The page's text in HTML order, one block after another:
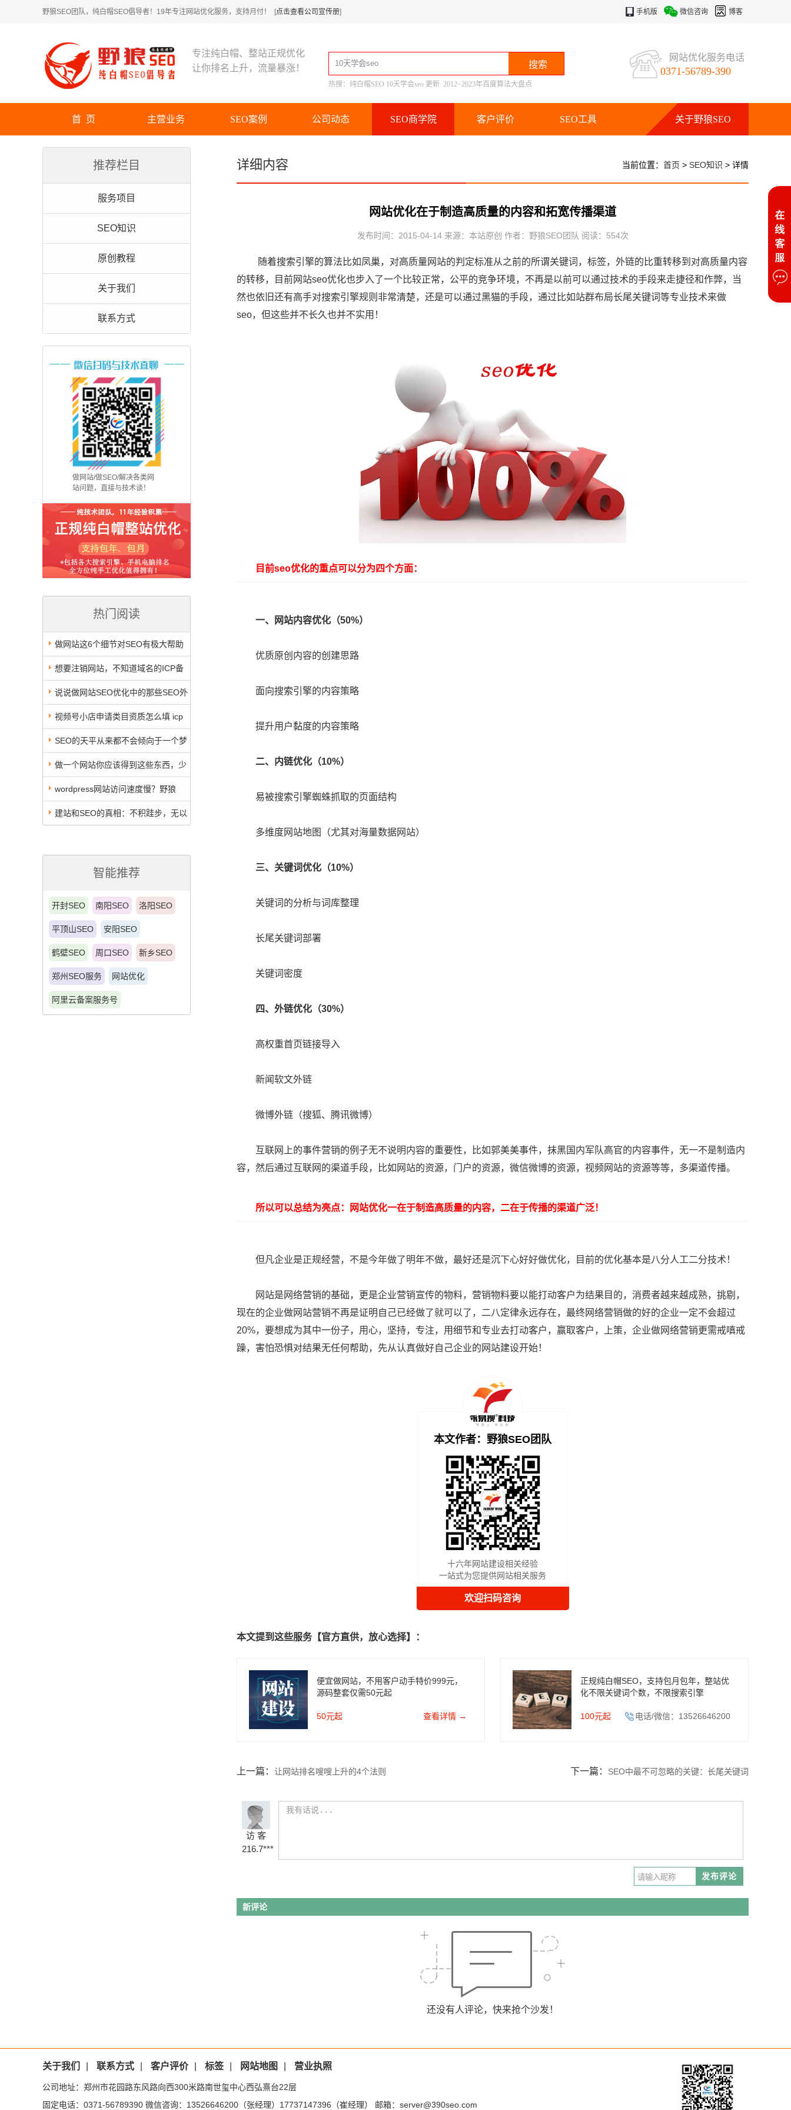
野狼SEO团队，纯白帽SEO倡导者！19年专注网站优化服务，支持月付！ [点击查看公司宣传册] 手机版 微信咨询 博客
专注纯白帽、整站正规优化
让你排名上升，流量暴涨！
热搜： 纯白帽SEO 10天学会seo 更新 2012~2023年百度算法大盘点
网站优化服务电话
0371-56789-390
首 页 主营业务 SEO案例 公司动态 SEO商学院 客户评价 SEO工具 关于野狼SEO
推荐栏目
服务项目
SEO知识
原创教程
关于我们
联系方式
做网站/做SEO/解决各类网
站问题，直接与技术谈！
热门阅读
做网站这6个细节对SEO有极大帮助
想要注销网站，不知道域名的ICP备
案在哪里做的 怎么办？
说说做网站SEO优化中的那些SEO外
链专员那点事
视频号小店申请类目资质怎么填 icp
备案或icp许可证选哪个
SEO的天平从来都不会倾向于一个梦
想家做一个网站你应该得到这些东西，少
一样就可能做了一个“假网站”
wordpress网站访问速度慢？野狼
SEO团队WP网站优化备忘录
建站和SEO的真相：不积跬步，无以
智能推荐
开封SEO 南阳SEO 洛阳SEO
平顶山SEO 安阳SEO
鹤壁SEO 周口SEO 新乡SEO
郑州SEO服务 网站优化
阿里云备案服务号
详细内容 当前位置： 首页 > SEO知识 > 详情
网站优化在于制造高质量的内容和拓宽传播渠道
发布时间：2015-04-14 来源：本站原创 作者：野狼SEO团队 阅读： 554次
随着搜索引擎的算法比如凤巢，对高质量网站的判定标准从之前的所谓关键词，标签，外链的比重转移到对高质量内容
的转移，目前网站seo优化也步入了一个比较正常，公平的竞争环境，不再是以前可以通过技术的手段来走捷径和作弊，当
然也依旧还有高手对搜索引擎规则非常清楚，还是可以通过黑猫的手段，通过比如站群布局长尾关键词等专业技术来做
seo，但这些并不长久也并不实用！
目前seo优化的重点可以分为四个方面：
一、网站内容优化（50%）
优质原创内容的创建思路
面向搜索引擎的内容策略
提升用户黏度的内容策略
二、内链优化（10%）
易被搜索引擎蜘蛛抓取的页面结构
多维度网站地图（尤其对海量数据网站）
三、关键词优化（10%）
关键词的分析与词库整理
长尾关键词部署
关键词密度
四、外链优化（30%）
高权重首页链接导入
新闻软文外链
微博外链（搜狐、腾讯微博）
互联网上的事件营销的例子无不说明内容的重要性，比如郭美美事件，抹黑国内军队高官的内容事件，无一不是制造内
容，然后通过互联网的渠道手段，比如网站的资源，门户的资源，微信微博的资源，视频网站的资源等等，多渠道传播。
所以可以总结为亮点：网站优化一在于制造高质量的内容，二在于传播的渠道广泛！
但凡企业是正规经营，不是今年做了明年不做，最好还是沉下心好好做优化，目前的优化基本是八分人工二分技术！
网站是网络营销的基础，更是企业营销宣传的物料，营销物料要以能打动客户为结果目的，消费者越来越成熟，挑剔，
现在的企业做网站营销不再是证明自己已经做了就可以了，二八定律永远存在，最终网络营销做的好的企业一定不会超过
20%，要想成为其中一份子，用心，坚持，专注，用细节和专业去打动客户，赢取客户，上策，企业做网络营销更需戒嗔戒
躁，害怕恐惧对结果无任何帮助，先从认真做好自己企业的网站建设开始！
本文作者：野狼SEO团队
十六年网站建设相关经验
一站式为您提供网站相关服务
欢迎扫码咨询
本文提到这些服务【官方直供，放心选择】：
便宜做网站，不用客户动手特价999元，
源码整套仅需50元起
50元起 查看详情 →
正规纯白帽SEO，支持包月包年，整站优
化不限关键词个数，不限搜索引擎
100元起 电话/微信：13526646200
上一篇： 让网站排名嗖嗖上升的4个法则 下一篇： SEO中最不可忽略的关键：长尾关键词
访 客
216.7***
发布评论
新评论
还没有人评论，快来抢个沙发！
关于我们 联系方式 客户评价 标签 网站地图 营业执照
公司地址：郑州市花园路东风路向西300米路南世玺中心西弘熹台22层
固定电话：0371-56789390 微信咨询：13526646200（张经理）17737147396（崔经理） 邮箱：server@390seo.com